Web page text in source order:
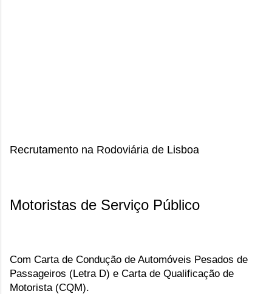
Recrutamento na Rodoviária de Lisboa
Motoristas de Serviço Público
Com Carta de Condução de Automóveis Pesados de
Passageiros (Letra D) e Carta de Qualificação de
Motorista (CQM).